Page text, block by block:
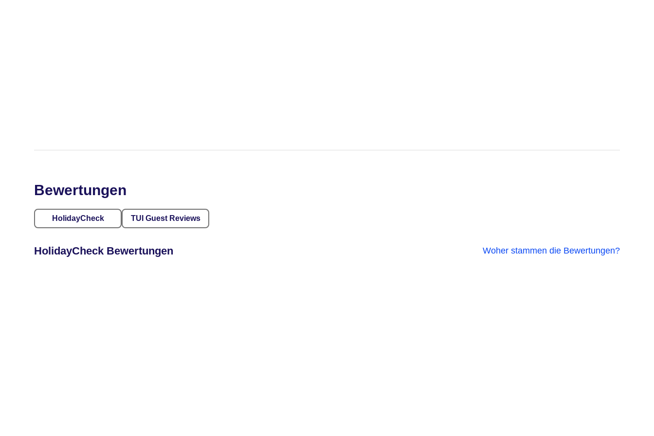
Bewertungen
HolidayCheck TUI Guest Reviews
HolidayCheck Bewertungen Woher stammen die Bewertungen?